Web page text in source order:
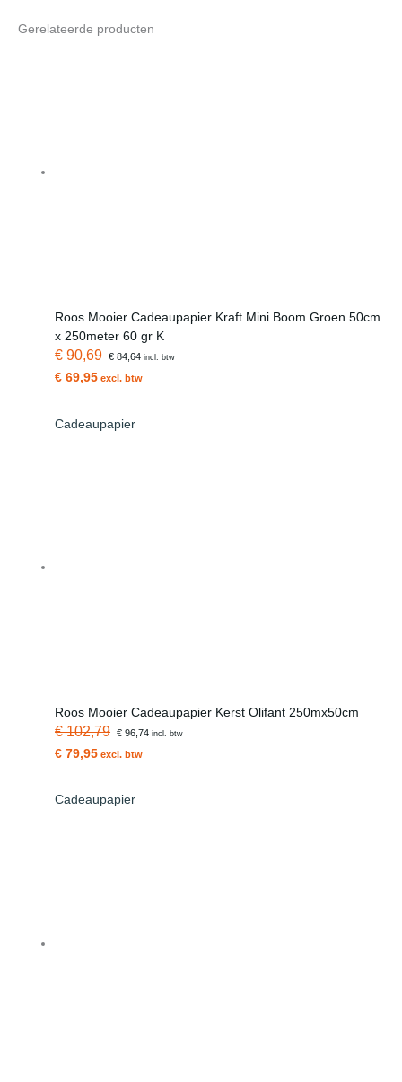
Gerelateerde producten
Roos Mooier Cadeaupapier Kraft Mini Boom Groen 50cm
x 250meter 60 gr K
€ 90,69 € 84,64incl. btw
€ 69,95 excl. btw
Cadeaupapier
Roos Mooier Cadeaupapier Kerst Olifant 250mx50cm
€ 102,79 € 96,74incl. btw
€ 79,95 excl. btw
Cadeaupapier